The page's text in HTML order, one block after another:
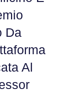
Da
Al